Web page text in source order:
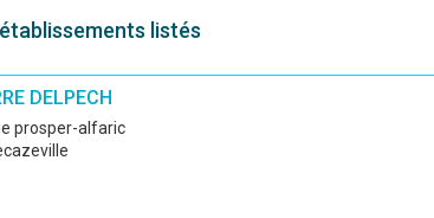
listés
DELPECH
prosper-alfaric